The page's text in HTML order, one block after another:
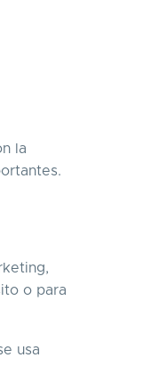
la
o para
usa